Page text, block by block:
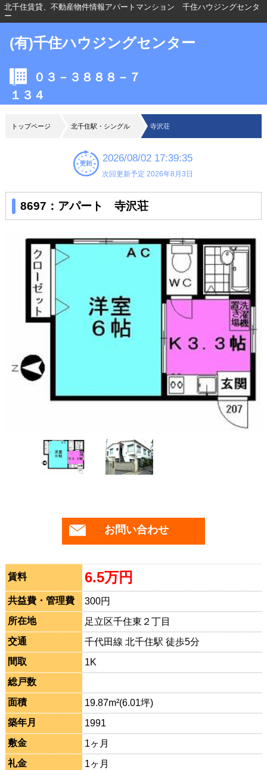
北千住賃貸、不動産物件情報アパートマンション 千住ハウジングセンタ
ー
(有)千住ハウジングセンター
０３－３８８８－７
１３４
トップページ 北千住駅・シングル 寺沢荘
2026/08/02 17:39:35
次回更新予定 2026年8月3日
8697：アパート 寺沢荘
お問い合わせ
賃料 6.5万円
共益費・管理費
300円
所在地
足立区千住東２丁目
交通
千代田線 北千住駅 徒歩5分
間取
1K
総戸数
面積
19.87m²(6.01坪)
築年月
1991
敷金
1ヶ月
礼金
1ヶ月